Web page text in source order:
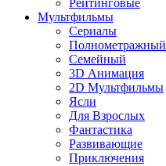
Рейтинговые
Мультфильмы
Сериалы
Полнометражный
Семейный
3D Анимация
2D Мультфильмы
Ясли
Для Взрослых
Фантастика
Развивающие
Приключения